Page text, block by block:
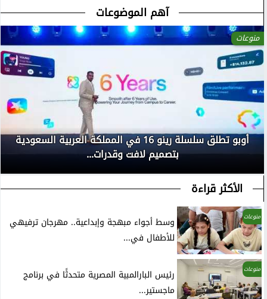
آهم الموضوعات
منوعات
أوبو تطلق سلسلة رينو 16 في المملكة العربية السعودية
بتصميم لافت وقدرات...
الأكثر قراءة
منوعات
وسط أجواء مبهجة وإبداعية.. مهرجان ترفيهي
للأطفال في...
منوعات
رئيس البارالمبية المصرية متحدثًا في برنامج
ماجستير...